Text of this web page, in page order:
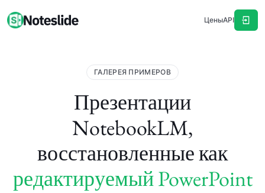
ЦеныAPI
ГАЛЕРЕЯ ПРИМЕРОВ
Презентации
NotebookLM,
восстановленные как
редактируемый PowerPoint